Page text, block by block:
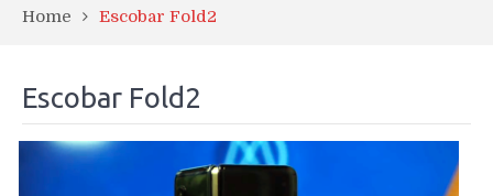
Home Escobar Fold2
Escobar Fold2